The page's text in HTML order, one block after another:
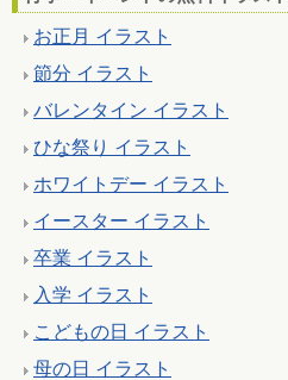
お正月 イラスト
節分 イラスト
バレンタイン イラスト
ひな祭り イラスト
ホワイトデー イラスト
イースター イラスト
卒業 イラスト
入学 イラスト
こどもの日 イラスト
母の日 イラスト